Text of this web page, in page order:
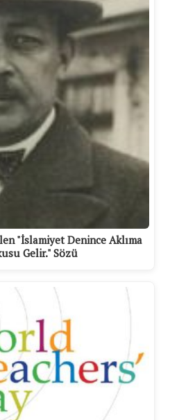
"İslamiyet Denince Aklıma
Gelir." Sözü